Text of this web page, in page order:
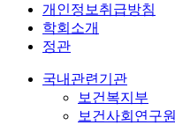
개인정보취급방침
학회소개
정관
국내관련기관
보건복지부
보건사회연구원